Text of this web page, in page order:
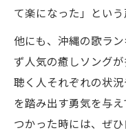
て楽になった」という
他にも、沖縄の歌ラ
ず人気の癒しソングが
聴く人それぞれの状
を踏み出す勇気を与
つかった時には、ぜ